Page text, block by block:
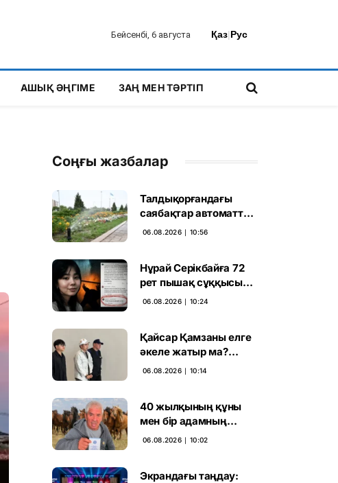
Бейсенбі, 6 августа Қаз|Рус
АШЫҚ ӘҢГІМЕ ЗАҢ МЕН ТӘРТІП
Соңғы жазбалар
Талдықорғандағы
саябақтар автоматты
жүйемен суарылады
06.08.2026 ∣ 10:56
Нұрай Серікбайға 72
рет пышақ сұққысы
келгенін жазған адам
06.08.2026 ∣ 10:24
Қайсар Қамзаны елге
әкеле жатыр ма?
Атышулы Блогер
06.08.2026 ∣ 10:14
40 жылқының құны
мен бір адамның
тағдыры: апелляция 7
06.08.2026 ∣ 10:02
Экрандағы таңдау: